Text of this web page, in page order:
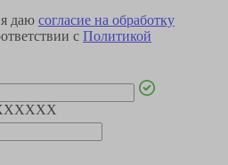
даю согласие на обработку
с Политикой